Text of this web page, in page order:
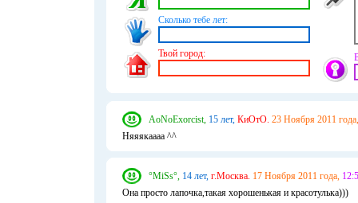
Сколько тебе лет:
Твой город:
AoNoExorcist, 15 лет, КиОтО. 23 Ноября 2011 года,
Няяякаааа ^^
°MiSs°, 14 лет, г.Москва. 17 Ноября 2011 года,
Она просто лапочка,такая хорошенькая и красотулька)))